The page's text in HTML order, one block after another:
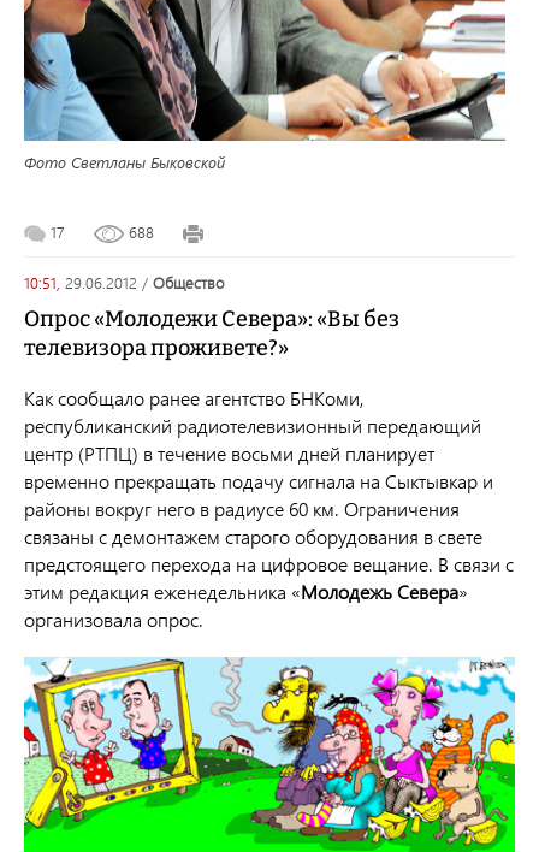
Фото Светланы Быковской
17 688
10:51, 29.06.2012 / общество
Опрос «Молодежи Севера»: «Вы без
телевизора проживете?»
Как сообщало ранее агентство БНКоми,
республиканский радиотелевизионный передающий
центр (РТПЦ) в течение восьми дней планирует
временно прекращать подачу сигнала на Сыктывкар и
районы вокруг него в радиусе 60 км. Ограничения
связаны с демонтажем старого оборудования в свете
предстоящего перехода на цифровое вещание. В связи с
этим редакция еженедельника «Молодежь Севера»
организовала опрос.